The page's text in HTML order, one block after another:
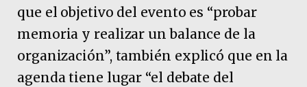
que el objetivo del evento es “probar
memoria y realizar un balance de la
organización”, también explicó que en la
agenda tiene lugar “el debate del